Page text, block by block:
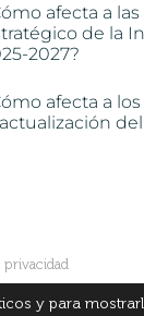
afecta a
de la
2027?
afecta a
privacidad
y para